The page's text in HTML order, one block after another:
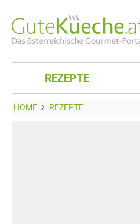
REZEPTE
HOME REZEPTE